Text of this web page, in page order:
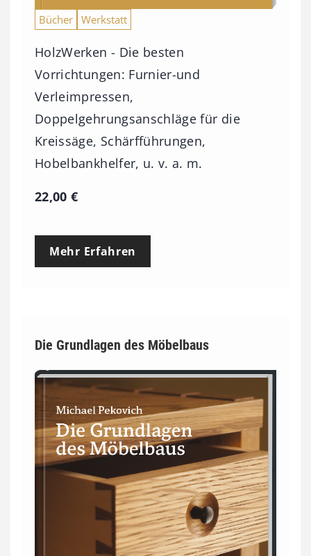
,
0
Bücher Werkstatt
HolzWerken - Die besten
Vorrichtungen: Furnier-und
Verleimpressen,
Doppelgehrungsanschläge für die
Kreissäge, Schärfführungen,
Hobelbankhelfer, u. v. a. m.
22,00€
Mehr Erfahren
Die Grundlagen des Möbelbaus